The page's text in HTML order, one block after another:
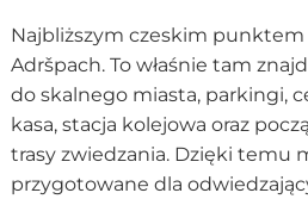
Najbliższym czeskim
Adršpach. To właśnie tam
do skalnego miasta, parkingi,
kasa, stacja kolejowa oraz
trasy zwiedzania. Dzięki temu
przygotowane dla